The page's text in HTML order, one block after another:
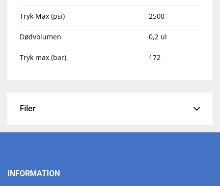
Tryk Max (psi) 2500
Dødvolumen 0,2 ul
Tryk max (bar) 172
Filer
INFORMATION